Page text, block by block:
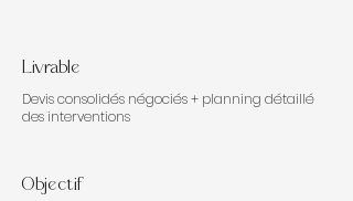
Livrable
Devis consolidés négociés + planning détaillé
des interventions
Objectif